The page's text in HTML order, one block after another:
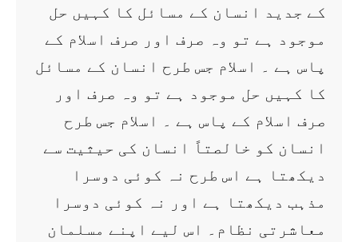
کے جدید انسان کے مسائل کا کہیں حل
موجود ہے تو وہ صرف اور صرف اسلام کے
پاس ہے ۔ اسلام جس طرح انسان کے مسائل
کا کہیں حل موجود ہے تو وہ صرف اور
صرف اسلام کے پاس ہے ۔ اسلام جس طرح
انسان کو خالصتاً انسان کی حیثیت سے
دیکھتا ہے اس طرح نہ کوئی دوسرا
مذہب دیکھتا ہے اور نہ کوئی دوسرا
معاشرتی نظام۔ اس لیے اپنے مسلمان